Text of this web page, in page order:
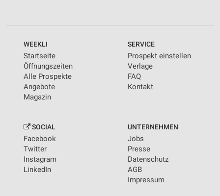
WEEKLI
Startseite
Öffnungszeiten
Alle Prospekte
Angebote
Magazin
SERVICE
Prospekt einstellen
Verlage
FAQ
Kontakt
SOCIAL
Facebook
Twitter
Instagram
LinkedIn
UNTERNEHMEN
Jobs
Presse
Datenschutz
AGB
Impressum